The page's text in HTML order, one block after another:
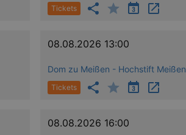
Tickets
08.08.2026 13:00
Dom zu Meißen - Hochstift Meißen
Tickets
08.08.2026 16:00